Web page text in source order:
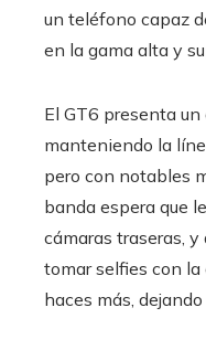
un teléfono capaz
en la gama alta y
El GT6 presenta
manteniendo la
pero con notables
banda espera que
cámaras traseras,
tomar selfies con la
haces más,